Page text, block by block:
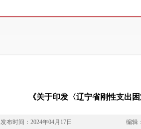
《关于印发〈辽宁省刚性支出
发布时间：2024年04月17日 编辑